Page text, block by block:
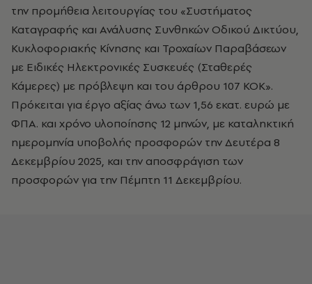
την προμήθεια λειτουργίας του «Συστήματος
Καταγραφής και Ανάλυσης Συνθηκών Οδικού Δικτύου,
Κυκλοφοριακής Κίνησης και Τροχαίων Παραβάσεων
με Ειδικές Ηλεκτρονικές Συσκευές (Σταθερές
Κάμερες) με πρόβλεψη και του άρθρου 107 ΚΟΚ».
Πρόκειται για έργο αξίας άνω των 1,56 εκατ. ευρώ με
ΦΠΑ. και χρόνο υλοποίησης 12 μηνών, με καταληκτική
ημερομηνία υποβολής προσφορών την Δευτέρα 8
Δεκεμβρίου 2025, και την αποσφράγιση των
προσφορών για την Πέμπτη 11 Δεκεμβρίου.